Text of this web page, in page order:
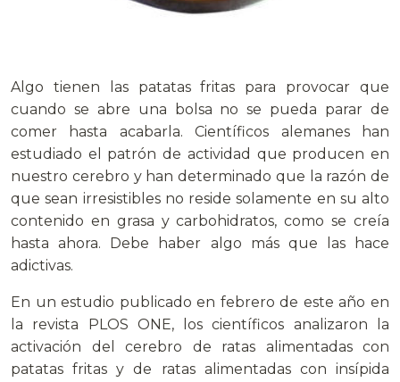
Algo tienen las patatas fritas para provocar que
cuando se abre una bolsa no se pueda parar de
comer hasta acabarla. Científicos alemanes han
estudiado el patrón de actividad que producen en
nuestro cerebro y han determinado que la razón de
que sean irresistibles no reside solamente en su alto
contenido en grasa y carbohidratos, como se creía
hasta ahora. Debe haber algo más que las hace
adictivas.
En un estudio publicado en febrero de este año en
la revista PLOS ONE, los científicos analizaron la
activación del cerebro de ratas alimentadas con
patatas fritas y de ratas alimentadas con insípida